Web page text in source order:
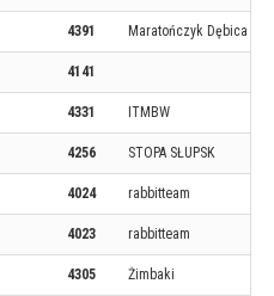
4391 Maratończyk Dębica
4141
4331 ITMBW
4256 STOPA SŁUPSK
4024 rabbitteam
4023 rabbitteam
4305 Żimbaki